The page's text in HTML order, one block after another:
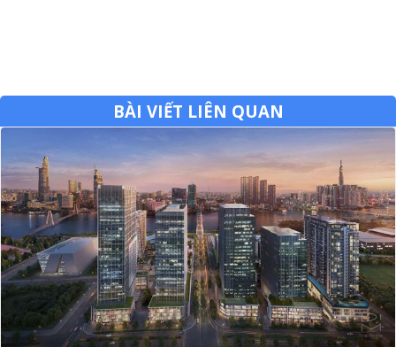
BÀI VIẾT LIÊN QUAN